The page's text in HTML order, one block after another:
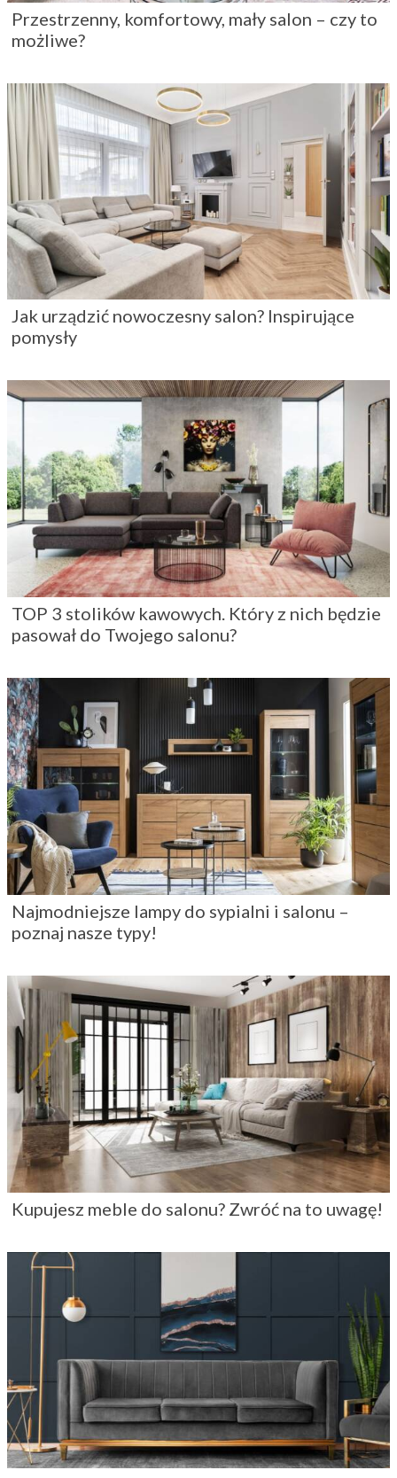
Przestrzenny, komfortowy, mały salon – czy to
możliwe?
Jak urządzić nowoczesny salon? Inspirujące
pomysły
TOP 3 stolików kawowych. Który z nich będzie
pasował do Twojego salonu?
Najmodniejsze lampy do sypialni i salonu –
poznaj nasze typy!
Kupujesz meble do salonu? Zwróć na to uwagę!